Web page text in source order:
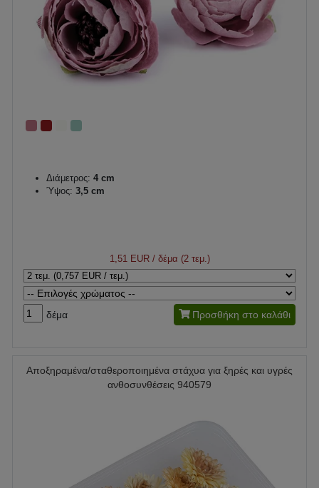
Διάμετρος: 4 cm
Ύψος: 3,5 cm
1,51 EUR/ δέμα (2 τεμ.)
δέμα Προσθήκη στο καλάθι
Αποξηραμένα/σταθεροποιημένα στάχυα για ξηρές και υγρές
ανθοσυνθέσεις 940579